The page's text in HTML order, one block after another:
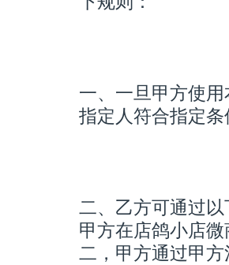
一、一旦甲方使
指定人符合指定
二、乙方可通过
甲方在店鸽小店
二，甲方通过甲